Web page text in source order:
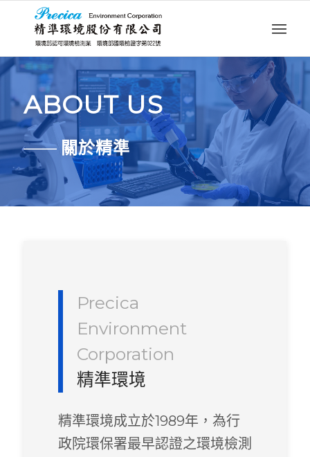
ABOUT US
—— 關於精準
Precica
Environment
Corporation
精準環境
精準環境成立於1989年，為行
政院環保署最早認證之環境檢測